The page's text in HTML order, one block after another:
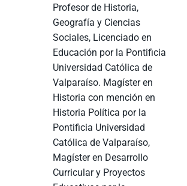
Profesor de Historia,
Geografía y Ciencias
Sociales, Licenciado en
Educación por la Pontificia
Universidad Católica de
Valparaíso. Magíster en
Historia con mención en
Historia Política por la
Pontificia Universidad
Católica de Valparaíso,
Magíster en Desarrollo
Curricular y Proyectos